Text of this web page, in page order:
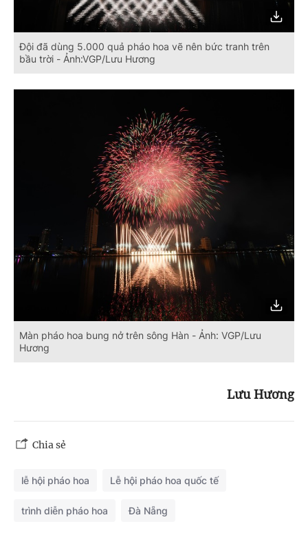
Đội đã dùng 5.000 quả pháo hoa vẽ nên bức tranh trên
bầu trời - Ảnh:VGP/Lưu Hương
Màn pháo hoa bung nở trên sông Hàn - Ảnh: VGP/Lưu
Hương
Lưu Hương
Chia sẻ
lễ hội pháo hoa Lễ hội pháo hoa quốc tế
trình diễn pháo hoa Đà Nẵng